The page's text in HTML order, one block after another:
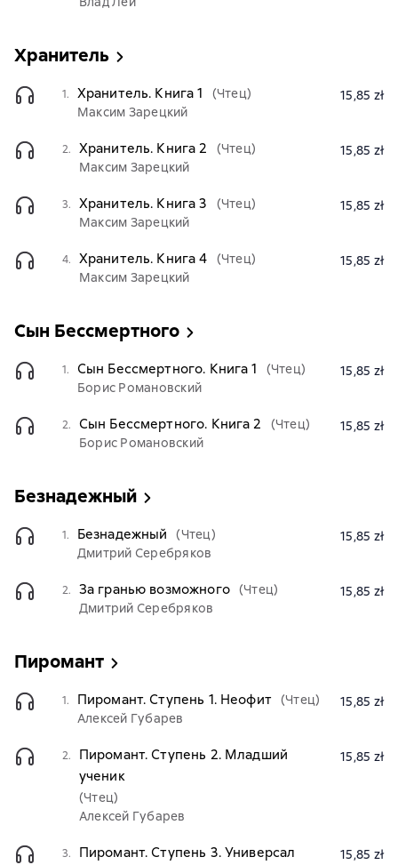
Хранитель
1. Хранитель. Книга 1
(Чтец)
Максим Зарецкий
15,85 zł
2. Хранитель. Книга 2
(Чтец)
Максим Зарецкий
15,85 zł
3. Хранитель. Книга 3
(Чтец)
Максим Зарецкий
15,85 zł
4. Хранитель. Книга 4
(Чтец)
Максим Зарецкий
15,85 zł
Сын Бессмертного
1. Сын Бессмертного. Книга 1
(Чтец)
Борис Романовский
15,85 zł
2. Сын Бессмертного. Книга 2
(Чтец)
Борис Романовский
15,85 zł
Безнадежный
1. Безнадежный
(Чтец)
Дмитрий Серебряков
15,85 zł
2. За гранью возможного (Чтец)
Дмитрий Серебряков
15,85 zł
Пиромант
1. Пиромант. Ступень 1. Неофит (Чтец)
Алексей Губарев
15,85 zł
2.
Пиромант. Ступень 2. Младший
ученик
(Чтец)
Алексей Губарев
15,85 zł
3. Пиромант. Ступень 3. Универсал 15,85 zł